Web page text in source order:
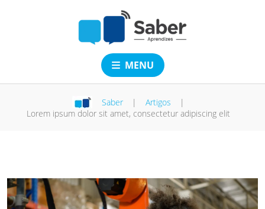
MENU
Saber | Artigos
|
Lorem ipsum dolor sit amet, consectetur adipiscing elit